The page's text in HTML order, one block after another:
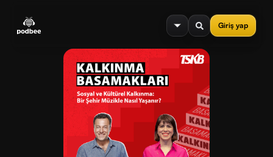
Giriş yap
menu